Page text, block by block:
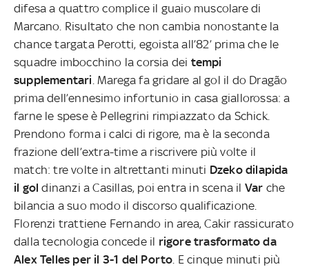
difesa a quattro complice il guaio muscolare di
Marcano. Risultato che non cambia nonostante la
chance targata Perotti, egoista all’82’ prima che le
squadre imbocchino la corsia dei tempi
supplementari . Marega fa gridare al gol il do Dragão
prima dell’ennesimo infortunio in casa giallorossa: a
farne le spese è Pellegrini rimpiazzato da Schick.
Prendono forma i calci di rigore, ma è la seconda
frazione dell’extra-time a riscrivere più volte il
match: tre volte in altrettanti minuti Dzeko dilapida
il goldinanzi a Casillas, poi entra in scena il Var che
bilancia a suo modo il discorso qualificazione.
Florenzi trattiene Fernando in area, Cakir rassicurato
dalla tecnologia concede il rigore trasformato da
Alex Telles per il 3-1 del Porto . E cinque minuti più